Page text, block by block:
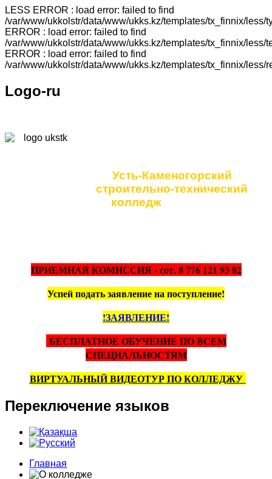
LESS ERROR : load error: failed to find
/var/www/ukkolstr/data/www/ukks.kz/templates/tx_finnix/less/
ERROR : load error: failed to find
/var/www/ukkolstr/data/www/ukks.kz/templates/tx_finnix/less/
ERROR : load error: failed to find
/var/www/ukkolstr/data/www/ukks.kz/templates/tx_finnix/less/
Logo-ru
Усть-Каменогорский
строительно-технический
колледж
ПРИЕМНАЯ КОМИССИЯ - сот. 8 776 121 93 82
Успей подать заявление на поступление!
!ЗАЯВЛЕНИЕ!
БЕСПЛАТНОЕ ОБУЧЕНИЕ ПО ВСЕМ
СПЕЦИАЛЬНОСТЯМ
ВИРТУАЛЬНЫЙ ВИДЕОТУР ПО КОЛЛЕДЖУ
Переключение языков
Главная